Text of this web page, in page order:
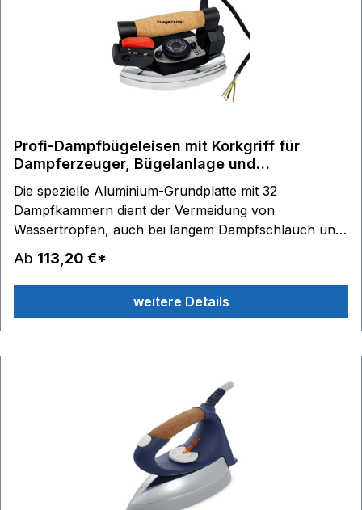
Profi-Dampfbügeleisen mit Korkgriff für
Dampferzeuger, Bügelanlage und
Die spezielle Aluminium-Grundplatte mit 32
Dampfkammern dient der Vermeidung von
Wassertropfen, auch bei langem Dampfschlauch und
niedrigen Bügeltemperaturen. Der gleichmäßige
Vertikaldampf ist optimal für hängende Bügelwäsche,
und die Dampfspitze erleichtert das Bügeln schwer
erreichbarer Stellen. Der rutschfeste Korkgriff liegt
besonders gut in der Hand. Thermoschutz und Anti-
an eine Dampfquelle anschließen
(Zentraldampfanlage oder Dampferzeuger).
Kabellänge: 2,2 m - Textil, ohne Stecker Leistung: 900
Watt Spannung: 230V/50 Hz Bimetall-
Ab 113,20 €*
weitere Details